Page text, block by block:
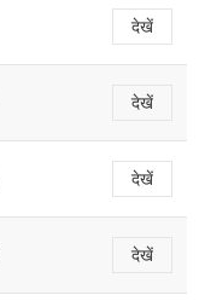
देखें
देखें
देखें
देखें